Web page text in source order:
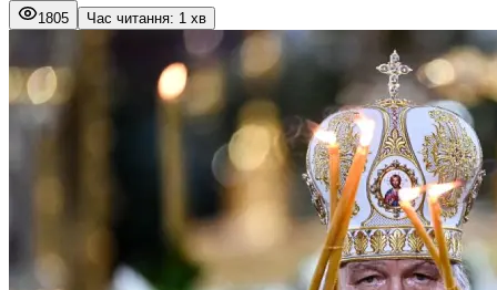
1805 Час читання: 1 хв